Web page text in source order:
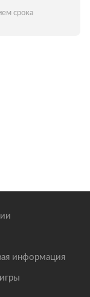
срока
информация